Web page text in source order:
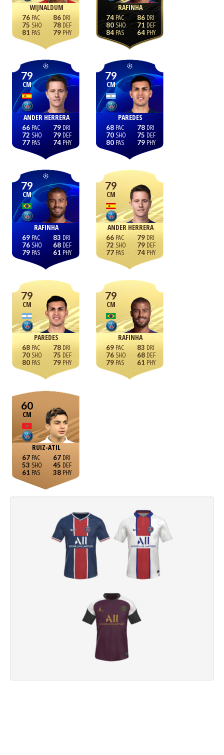
WIJNALDUM
76
75
81
86
78
79
RAFINHA
74
80
84
86
71
64
79
CM
ANDER HERRERA
66
72
77
79
79
74
79
CM
PAREDES
68
70
80
78
75
79
79
CM
RAFINHA
69
76
79
83
68
61
79
CM
ANDER HERRERA
66
72
77
79
79
74
79
CM
PAREDES
68
70
80
78
75
79
79
CM
RAFINHA
69
76
79
83
68
61
60
CM
RUIZ-ATIL
67
53
61
67
45
38